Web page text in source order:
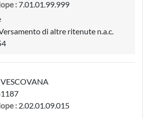
:7.01.01.99.999
di altre ritenute n.a.c.
: 2.02.01.09.015